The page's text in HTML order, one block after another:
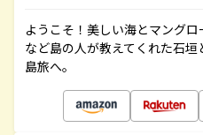
ようこそ！美しい海とマング
など島の人が教えてくれた石垣
島旅へ。